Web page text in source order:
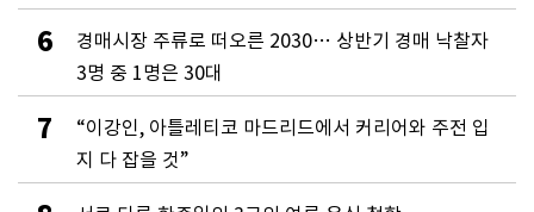
6
경매시장 주류로 떠오른 2030… 상반기 경매 낙찰자
3명 중 1명은 30대
7
“이강인, 아틀레티코 마드리드에서 커리어와 주전 입
지 다 잡을 것”